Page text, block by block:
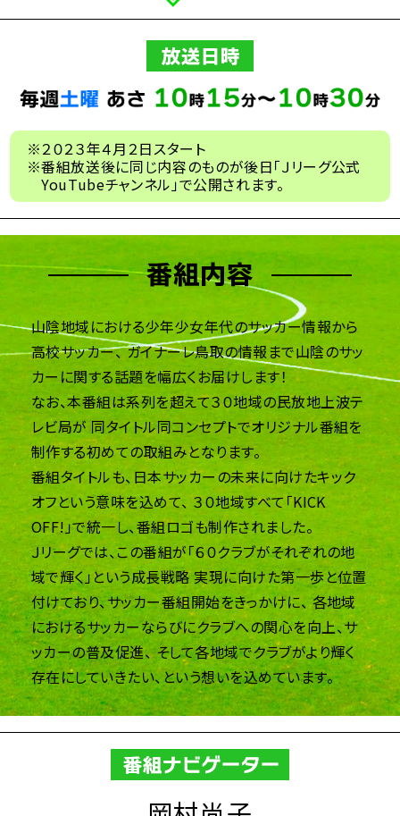
２０２３年４月２日スタート
番組放送後に同じ内容のものが後日「Ｊリーグ公式
YouTubeチャンネル」で公開されます。
山陰地域における少年少女年代のサッカー情報から
高校サッカー、ガイナーレ鳥取の情報まで山陰のサッ
カーに関する話題を幅広くお届けします！
なお、本番組は系列を超えて３０地域の民放地上波テ
レビ局が同タイトル同コンセプトでオリジナル番組を
制作する初めての取組みとなります。
番組タイトルも、日本サッカーの未来に向けたキック
オフという意味を込めて、 ３０地域すべて「KICK
OFF!」で統一し、番組ロゴも制作されました。
Ｊリーグでは、この番組が「６０クラブがそれぞれの地
域で輝く」という成長戦略実現に向けた第一歩と位置
付けており、サッカー番組開始をきっかけに、各地域
におけるサッカーならびにクラブへの関心を向上、サ
ッカーの普及促進、そして各地域でクラブがより輝く
存在にしていきたい、という想いを込めています。